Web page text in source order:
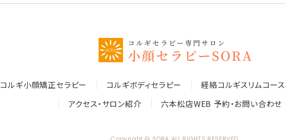
コルギ小顔矯正セラピー コルギボディセラピー 経絡コルギスリムコース
アクセス・サロン紹介
六本松店WEB 予約・お問い合わせ